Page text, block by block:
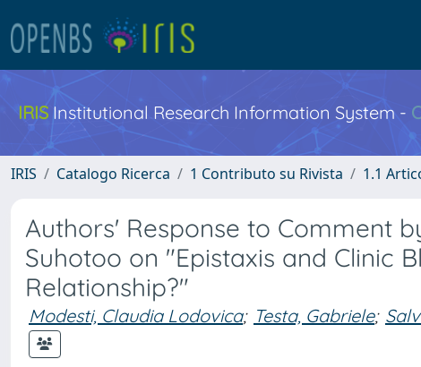
IRIS Institutional Research Information System -
IRIS Catalogo Ricerca 1 Contributo su Rivista 1.1
Authors' Response to Comment
Suhotoo on "Epistaxis and Clinic
Relationship?"
Modesti, Claudia Lodovica; Testa, Gabriele;